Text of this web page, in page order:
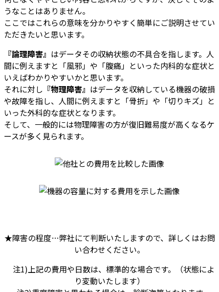
うなことはありません。
ここではこれらの意味を分かりやすく簡単にご説明させてい
ただきたいと思います。
『論理障害』 はデータその収納状態の不具合を指します。人
間に例えますと「風邪」や「腹痛」といった内科的な症状と
いえばわかりやすいかと思います。
それに対し 『物理障害』 はデータを収納している機器の破損
や故障を指し、人間に例えますと「骨折」や「切りキズ」と
いった外科的な症状となります。
そして、一般的には物理障害の方が復旧難易度が高くなるケ
ースが多く見られます。
★障害の程度…弊社にて判断いたしますので、詳しくはお問
い合わせください。
注1)上記の費用や日数は、標準的な場合です。（状態によ
り変動いたします）